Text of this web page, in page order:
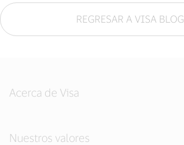
REGRESAR A VISA BLOG
Acerca de Visa
Nuestros valores